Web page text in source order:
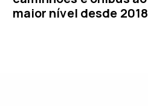
maior nível desde 2018